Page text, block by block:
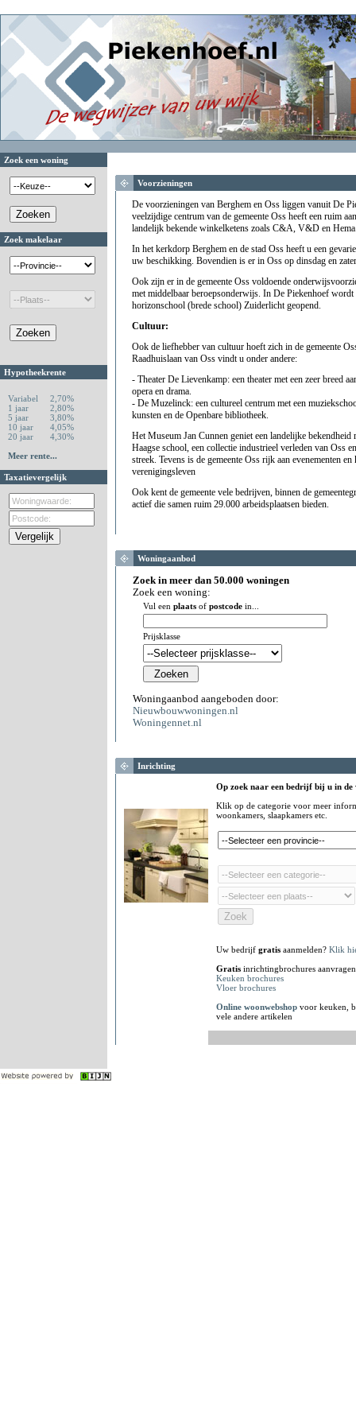
Zoek een woning
Zoek makelaar
Hypotheekrente
Variabel
2,70%
1 jaar
2,80%
5 jaar
3,80%
10 jaar
4,05%
20 jaar
4,30%
Meer rente...
Taxatievergelijk
Voorzieningen
De voorzieningen van Berghem en Oss liggen vanuit De
veelzijdige centrum van de gemeente Oss heeft een ruim
landelijk bekende winkelketens zoals C&A, V&D en
In het kerkdorp Berghem en de stad Oss heeft u een
uw beschikking. Bovendien is er in Oss op dinsdag en
Ook zijn er in de gemeente Oss voldoende
met middelbaar beroepsonderwijs. In De Piekenhoef wordt
horizonschool (brede school) Zuiderlicht geopend.
Cultuur:
Ook de liefhebber van cultuur hoeft zich in de gemeente
Raadhuislaan van Oss vindt u onder andere:
- Theater De Lievenkamp: een theater met een zeer breed
opera en drama.
- De Muzelinck: een cultureel centrum met een
kunsten en de Openbare bibliotheek.
Het Museum Jan Cunnen geniet een landelijke bekendheid
Haagse school, een collectie industrieel verleden van Oss
streek. Tevens is de gemeente Oss rijk aan evenementen
verenigingsleven
Ook kent de gemeente vele bedrijven, binnen de
actief die samen ruim 29.000 arbeidsplaatsen bieden.
Woningaanbod
Zoek in meer dan 50.000 woningen
Zoek een woning:
Vul een plaats of postcode in...
Prijsklasse
Woningaanbod aangeboden door:
Nieuwbouwwoningen.nl
Woningennet.nl
Inrichting
Op zoek naar een bedrijf bij u in
Klik op de categorie voor meer
woonkamers, slaapkamers etc.
Uw bedrijf gratis aanmelden? Klik
Gratis inrichtingbrochures
Keuken brochures
Vloer brochures
Online woonwebshop voor keuken,
vele andere artikelen